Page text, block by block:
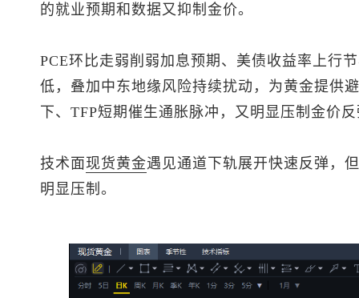
的就业预期和数据又抑制金价。
PCE环比走弱削弱加息预期、美债收益率上行
低，叠加中东地缘风险持续扰动，为黄金提供
下、TFP短期催生通胀脉冲，又明显压制金价
技术面现货黄金遇见通道下轨展开快速反弹，
明显压制。